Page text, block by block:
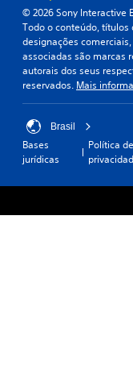
© 2026 Sony Interactive
Todo o conteúdo,
designações
associadas são marcas
autorais dos seus
reservados. Mais
Brasil
Bases
jurídicas
Política de